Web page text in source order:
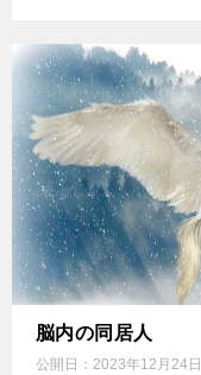
脳内の同居人
公開日： 2023年12月24日